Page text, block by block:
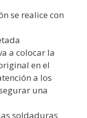
se realice con
a colocar la
en el
a los
una
soldaduras